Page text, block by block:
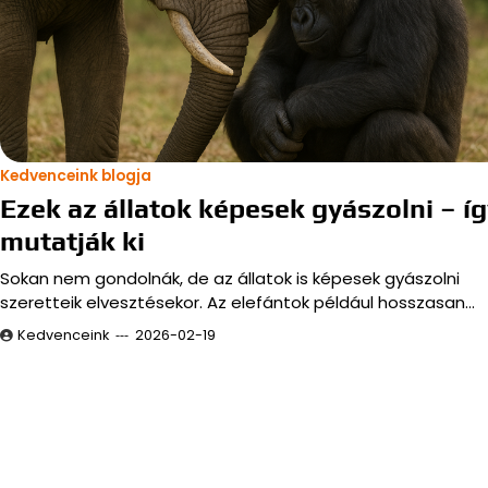
Kedvenceink blogja
Ezek az állatok képesek gyászolni –
mutatják ki
Sokan nem gondolnák, de az állatok is képesek gyászolni
szeretteik elvesztésekor. Az elefántok például hosszasan…
Kedvenceink 2026-02-19